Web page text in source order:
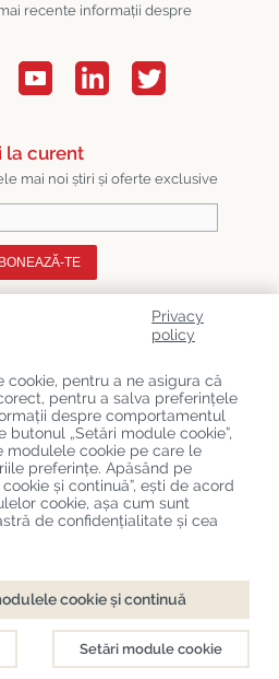
recente informații despre
la curent
mai noi știri și oferte exclusive
TE
Privacy
policy
pentru a ne asigura că
pentru a salva preferințele
despre comportamentul
butonul „Setări module cookie”,
cookie pe care le
preferințe. Apăsând pe
și continuă”, ești de acord
cookie, așa cum sunt
de confidențialitate și cea
cookie și continuă
Setări module cookie
Last updated 08-08-2026
Sint-Oedenrode, the Netherlands